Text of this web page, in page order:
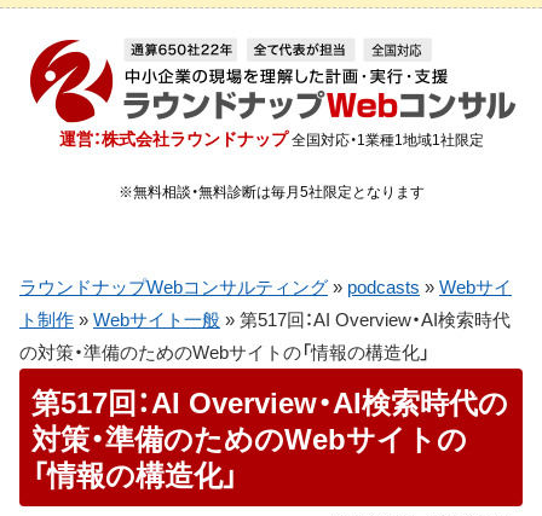
運営：株式会社ラウンドナップ 全国対応・1業種1地域1社限定
※無料相談・無料診断は毎月5社限定となります
ラウンドナップWebコンサルティング » podcasts » Webサイ
ト制作 » Webサイト一般 » 第517回：AI Overview・AI検索時代
の対策・準備のためのWebサイトの「情報の構造化」
第517回：AI Overview・AI検索時代の
対策・準備のためのWebサイトの
「情報の構造化」